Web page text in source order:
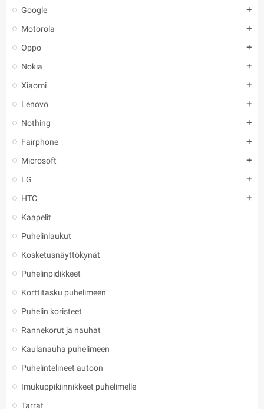
Google add
Motorola add
Oppo add
Nokia add
Xiaomi add
Lenovo add
Nothing add
Fairphone add
Microsoft add
LG add
HTC add
Kaapelit
Puhelinlaukut
Kosketusnäyttökynät
Puhelinpidikkeet
Korttitasku puhelimeen
Puhelin koristeet
Rannekorut ja nauhat
Kaulanauha puhelimeen
Puhelintelineet autoon
Imukuppikiinnikkeet puhelimelle
Tarrat